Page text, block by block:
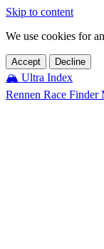
Skip to content
We use cookies for
Accept Decline
🏔️ Ultra Index
Rennen Race Finder